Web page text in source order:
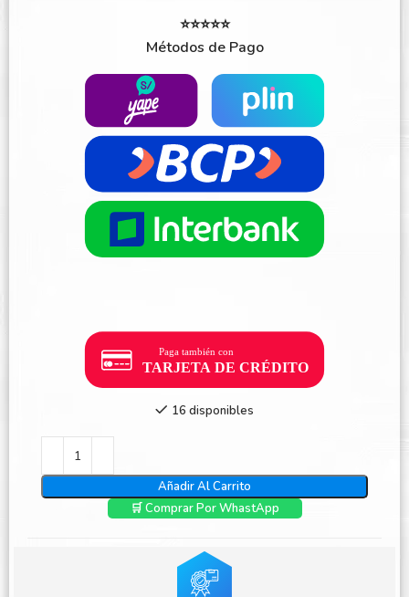
⭐⭐⭐⭐⭐
Métodos de Pago
16 disponibles
Añadir Al Carrito
🛒 Comprar Por WhastApp